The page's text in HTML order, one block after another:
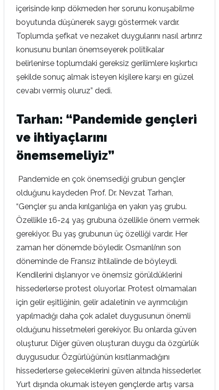
içerisinde kırıp dökmeden her sorunu konuşabilme
boyutunda düşünerek saygı göstermek vardır.
Toplumda şefkat ve nezaket duygularını nasıl artırırz
konusunu bunları önemseyerek politikalar
belirlenirse toplumdaki gereksiz gerilimlere kışkırtıcı
şekilde sonuç almak isteyen kişilere karşı en güzel
cevabı vermiş oluruz” dedi.
Tarhan: “Pandemide gençleri
ve ihtiyaçlarını
önemsemeliyiz”
Pandemide en çok önemsediği grubun gençler
olduğunu kaydeden Prof. Dr. Nevzat Tarhan,
“Gençler şu anda kırılganlığa en yakın yaş grubu.
Özellikle 16-24 yaş grubuna özellikle önem vermek
gerekiyor. Bu yaş grubunun üç özelliği vardır. Her
zaman her dönemde böyledir. Osmanlı’nın son
döneminde de Fransız ihtilalinde de böyleydi.
Kendilerini dışlanıyor ve önemsiz görüldüklerini
hissederlerse protest oluyorlar. Protest olmamaları
için gelir eşitliğinin, gelir adaletinin ve ayrımcılığın
yapılmadığı daha çok adalet duygusunun önemli
olduğunu hissetmeleri gerekiyor. Bu onlarda güven
oluşturur. Diğer güven oluşturan duygu da özgürlük
duygusudur. Özgürlüğünün kısıtlanmadığını
hissederlerse geleceklerini güven altında hissederler.
Yurt dışında okumak isteyen gençlerde artış varsa